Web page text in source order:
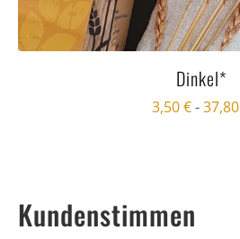
Dinkel*
3,50€-37,80
Kundenstimmen